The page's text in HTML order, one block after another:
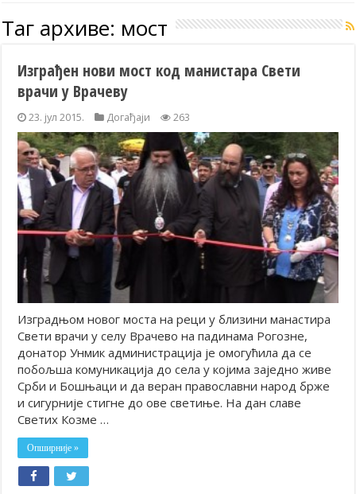
Таг архиве: мост
Изграђен нови мост код манистара Свети
врачи у Врачеву
23. јул 2015. Догађаји 263
Изградњом новог моста на реци у близини манастира
Свети врачи у селу Врачево на падинама Рогозне,
донатор Унмик администрација је омогућила да се
побољша комуникација до села у којима заједно живе
Срби и Бошњаци и да веран православни народ брже
и сигурније стигне до ове светиње. На дан славе
Светих Козме …
Опширније »